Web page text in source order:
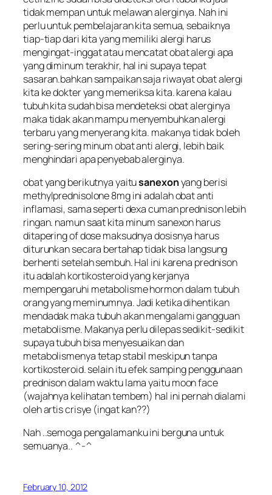
tidak mempan untuk melawan alerginya. Nah ini
perlu untuk pembelajaran kita semua, sebaiknya
tiap-tiap dari kita yang memiliki alergi harus
mengingat-inggat atau mencatat obat alergi apa
yang diminum terakhir, hal ini supaya tepat
sasaran.bahkan sampaikan saja riwayat obat alergi
kita ke dokter yang memeriksa kita. karena kalau
tubuh kita sudah bisa mendeteksi obat alerginya
maka tidak akan mampu menyembuhkan alergi
terbaru yang menyerang kita. makanya tidak boleh
sering-sering minum obat anti alergi, lebih baik
menghindari apa penyebab alerginya.
obat yang berikutnya yaitusanexonyang berisi
methylprednisolone 8mg ini adalah obat anti
inflamasi, sama seperti dexa cuman prednison lebih
ringan. namun saat kita minum sanexon harus
ditapering of dosemaksudnya dosisnya harus
diturunkan secara bertahap tidak bisa langsung
berhenti setelah sembuh. Hal ini karena prednison
itu adalah kortikosteroid yang kerjanya
mempengaruhi metabolisme hormon dalam tubuh
orang yang meminumnya. Jadi ketika dihentikan
mendadak maka tubuh akan mengalami gangguan
metabolisme. Makanya perlu dilepas sedikit-sedikit
supaya tubuh bisa menyesuaikan dan
metabolismenya tetap stabil meskipun tanpa
kortikosteroid. selain itu efek samping penggunaan
prednison dalam waktu lama yaitumoon face
(wajahnya kelihatan tembem) hal ini pernah dialami
oleh artis crisye (ingat kan??)
Nah ..semoga pengalamanku ini berguna untuk
semuanya.. ^-^
February 10, 2012